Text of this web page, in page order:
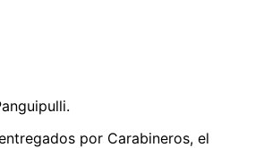
por Carabineros, el